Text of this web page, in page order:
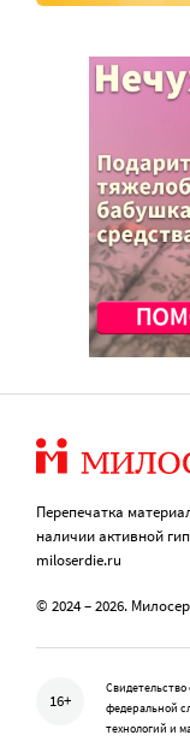
Перепечатка
наличии активной
miloserdie.ru
© 2024 – 2026.
16+
федеральной
технологий и